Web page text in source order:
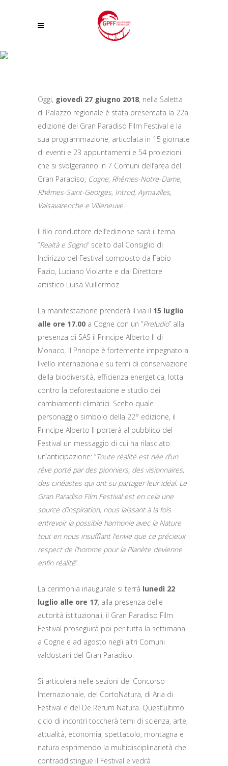
Oggi, giovedì 27 giugno 2018, nella Saletta
di Palazzo regionale è stata presentata la 22a
edizione del Gran Paradiso Film Festival e la
sua programmazione, articolata in 15 giornate
di eventi e 23 appuntamenti e 54 proiezioni
che si svolgeranno in 7 Comuni dell’area del
Gran Paradiso, Cogne, Rhêmes-Notre-Dame,
Rhêmes-Saint-Georges, Introd, Aymavilles,
Valsavarenche e Villeneuve.
Il filo conduttore dell’edizione sarà il tema
“Realtà e Sogno” scelto dal Consiglio di
Indirizzo del Festival composto da Fabio
Fazio, Luciano Violante e dal Direttore
artistico Luisa Vuillermoz.
La manifestazione prenderà il via il 15 luglio
alle ore 17.00 a Cogne con un “Preludio” alla
presenza di SAS il Principe Alberto II di
Monaco. Il Principe è fortemente impegnato a
livello internazionale su temi di conservazione
della biodiversità, efficienza energetica, lotta
contro la deforestazione e studio dei
cambiamenti climatici. Scelto quale
personaggio simbolo della 22° edizione, il
Principe Alberto II porterà al pubblico del
Festival un messaggio di cui ha rilasciato
un’anticipazione: “Toute réalité est née d’un
rêve porté par des pionniers, des visionnaires,
des cinéastes qui ont su partager leur idéal. Le
Gran Paradiso Film Festival est en cela une
source d’inspiration, nous laissant à la fois
entrevoir la possible harmonie avec la Nature
tout en nous insufflant l’envie que ce précieux
respect de l’homme pour la Planète devienne
enfin réalité”.
La cerimonia inaugurale si terrà lunedì 22
luglio alle ore 17, alla presenza delle
autorità istituzionali, il Gran Paradiso Film
Festival proseguirà poi per tutta la settimana
a Cogne e ad agosto negli altri Comuni
valdostani del Gran Paradiso.
Si articolerà nelle sezioni del Concorso
Internazionale, del CortoNatura, di Aria di
Festival e del De Rerum Natura. Quest’ultimo
ciclo di incontri toccherà temi di scienza, arte,
attualità, economia, spettacolo, montagna e
natura esprimendo la multidisciplinarietà che
contraddistingue il Festival e vedrà